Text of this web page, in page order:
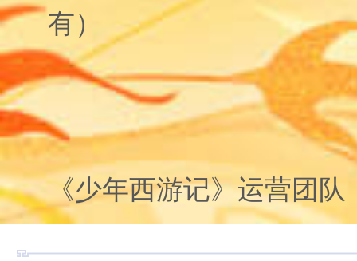
有）
《少年西游记》运营团队